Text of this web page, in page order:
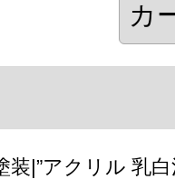
装|”アクリル 乳白